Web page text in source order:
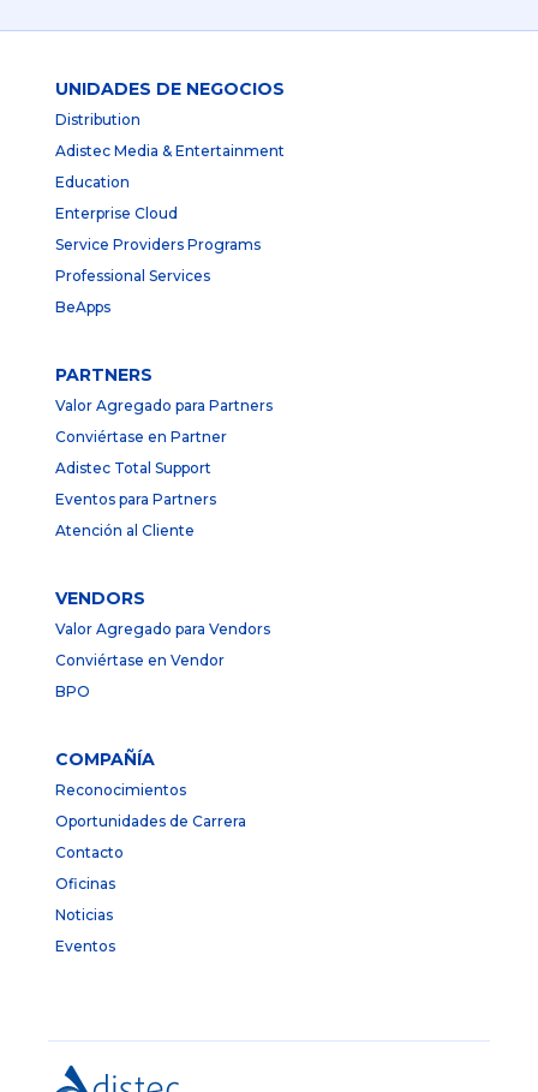
UNIDADES DE NEGOCIOS
Distribution
Adistec Media & Entertainment
Education
Enterprise Cloud
Service Providers Programs
Professional Services
BeApps
PARTNERS
Valor Agregado para Partners
Conviértase en Partner
Adistec Total Support
Eventos para Partners
Atención al Cliente
VENDORS
Valor Agregado para Vendors
Conviértase en Vendor
BPO
COMPAÑÍA
Reconocimientos
Oportunidades de Carrera
Contacto
Oficinas
Noticias
Eventos